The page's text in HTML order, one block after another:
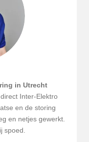
in Utrecht
Inter-Elektro
en de storing
en netjes gewerkt.
spoed.